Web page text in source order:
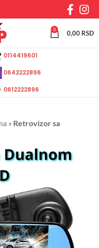
0 0,00 RSD
0114419601
0642222896
0612222896
» Retrovizor sa